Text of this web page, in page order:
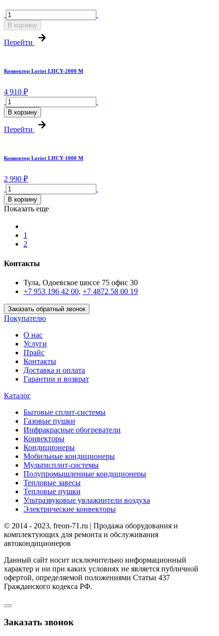
В корзину
Перейти
Конвектор Loriot LHCY-2000 M
4 910 ₽
В корзину
Перейти
Конвектор Loriot LHCY-1000 M
2 990 ₽
В корзину
Показать еще
1
2
Контакты
Тула, Одоевское шоссе 75 офис 30
+7 953 196 42 00, +7 4872 58 00 19
Заказать обратный звонок
Покупателю
О нас
Услуги
Прайс
Контакты
Доставка и оплата
Гарантии и возврат
Каталог
Бытовые сплит-системы
Газовые пушки
Инфракрасные обогреватели
Конвекторы
Кондиционеры
Мобильные кондиционеры
Мультисплит-системы
Полупромышленные кондиционеры
Тепловые завесы
Тепловые пушки
Ультразвуковые увлажнители воздуха
Электрические конвекторы
© 2014 - 2023, freon-71.ru | Продажа оборудования и
комплектующих для ремонта и обслуживания
автокондиционеров
Данный сайт носит исключительно информационный
характер и ни при каких условиях не является публичной
офертой, определяемой положениями Статьи 437
Гражданского кодекса РФ.
Заказать звонок